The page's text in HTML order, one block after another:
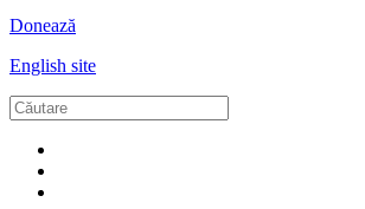
Donează
English site